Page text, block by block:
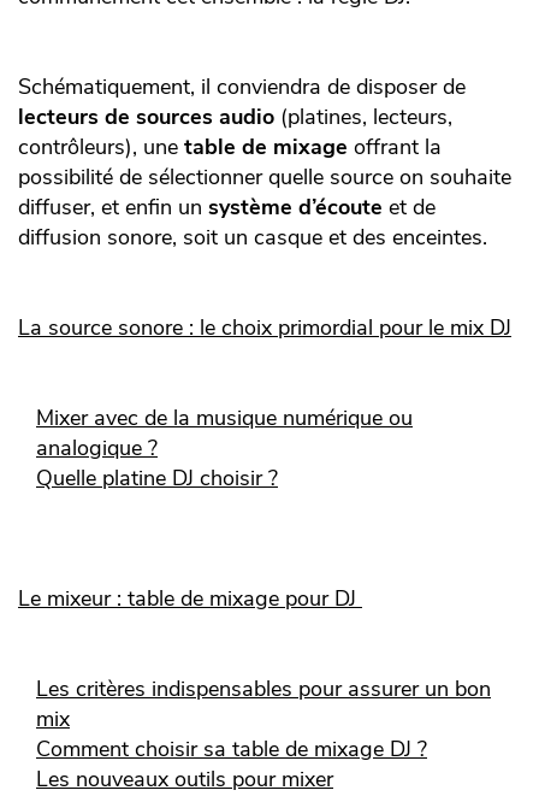
Schématiquement, il conviendra de disposer de
lecteurs de sources audio (platines, lecteurs,
contrôleurs), une table de mixage offrant la
possibilité de sélectionner quelle source on souhaite
diffuser, et enfin un système d’écoute et de
diffusion sonore, soit un casque et des enceintes.
La source sonore : le choix primordial pour le mix DJ
Mixer avec de la musique numérique ou
analogique ?
Quelle platine DJ choisir ?
Le mixeur : table de mixage pour DJ
Les critères indispensables pour assurer un bon
mix
Comment choisir sa table de mixage DJ ?
Les nouveaux outils pour mixer